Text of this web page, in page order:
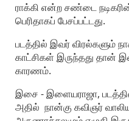
ராக்கி என்ற சண்டை
பெரிதாகப் பேசப்பட்டது.
படத்தில் இவர் விரல்களும்
காட்சிகள் இருந்தது தான்
காரணம்.
இசை - இளையராஜா,
அதில் நான்கு கவிஞர்